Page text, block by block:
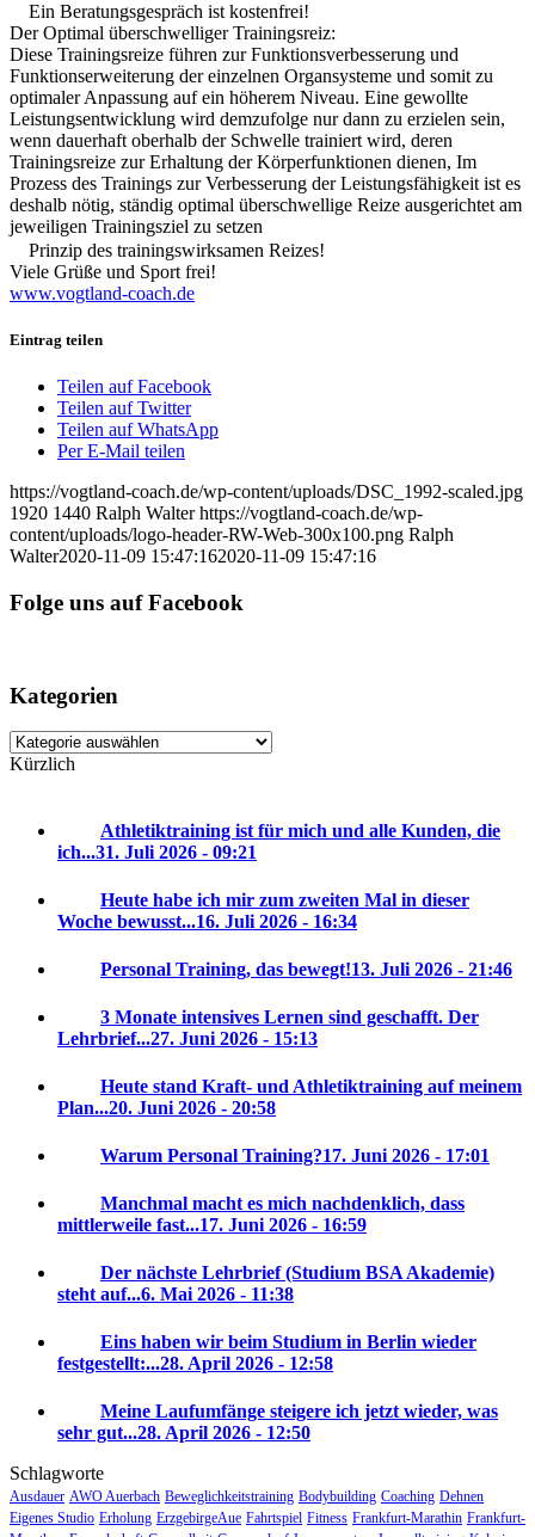
Ein Beratungsgespräch ist kostenfrei!
Der Optimal überschwelliger Trainingsreiz:
Diese Trainingsreize führen zur Funktionsverbesserung und
Funktionserweiterung der einzelnen Organsysteme und somit zu
optimaler Anpassung auf ein höherem Niveau. Eine gewollte
Leistungsentwicklung wird demzufolge nur dann zu erzielen sein,
wenn dauerhaft oberhalb der Schwelle trainiert wird, deren
Trainingsreize zur Erhaltung der Körperfunktionen dienen, Im
Prozess des Trainings zur Verbesserung der Leistungsfähigkeit ist es
deshalb nötig, ständig optimal überschwellige Reize ausgerichtet am
jeweiligen Trainingsziel zu setzen
Prinzip des trainingswirksamen Reizes!
Viele Grüße und Sport frei!
www.vogtland-coach.de
Eintrag teilen
Teilen auf Facebook
Teilen auf Twitter
Teilen auf WhatsApp
Per E-Mail teilen
https://vogtland-coach.de/wp-content/uploads/DSC_1992-scaled.jpg
1920 1440 Ralph Walter https://vogtland-coach.de/wp-
content/uploads/logo-header-RW-Web-300x100.png Ralph
Walter2020-11-09 15:47:162020-11-09 15:47:16
Folge uns auf Facebook
Kategorien
Kategorien
Kürzlich
Athletiktraining ist für mich und alle Kunden, die
ich...31. Juli 2026 - 09:21
Heute habe ich mir zum zweiten Mal in dieser
Woche bewusst...16. Juli 2026 - 16:34
Personal Training, das bewegt!13. Juli 2026 - 21:46
3 Monate intensives Lernen sind geschafft. Der
Lehrbrief...27. Juni 2026 - 15:13
Heute stand Kraft- und Athletiktraining auf meinem
Plan...20. Juni 2026 - 20:58
Warum Personal Training?17. Juni 2026 - 17:01
Manchmal macht es mich nachdenklich, dass
mittlerweile fast...17. Juni 2026 - 16:59
Der nächste Lehrbrief (Studium BSA Akademie)
steht auf...6. Mai 2026 - 11:38
Eins haben wir beim Studium in Berlin wieder
festgestellt:...28. April 2026 - 12:58
Meine Laufumfänge steigere ich jetzt wieder, was
sehr gut...28. April 2026 - 12:50
Schlagworte
Ausdauer AWO Auerbach Beweglichkeitstraining Bodybuilding Coaching Dehnen
Eigenes Studio Erholung ErzgebirgeAue Fahrtspiel Fitness Frankfurt-Marathin Frankfurt-